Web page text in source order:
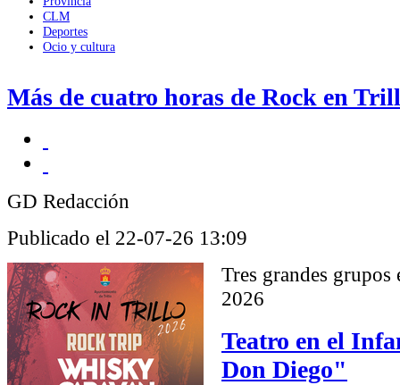
CLM
Deportes
Ocio y cultura
Más de cuatro horas de Rock en
GD Redacción
Publicado el 22-07-26 13:09
Tres grandes
2026
Teatro en el
Don Diego"